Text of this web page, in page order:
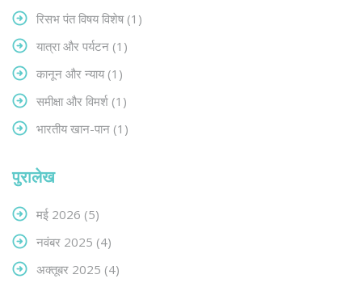
रिसभ पंत विषय विशेष (1)
यात्रा और पर्यटन (1)
कानून और न्याय (1)
समीक्षा और विमर्श (1)
भारतीय खान-पान (1)
पुरालेख
मई 2026 (5)
नवंबर 2025 (4)
अक्तूबर 2025 (4)